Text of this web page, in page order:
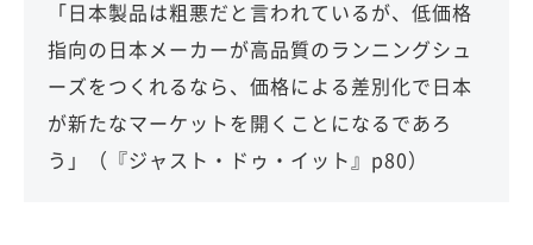
「日本製品は粗悪だと言われているが、低価格
指向の日本メーカーが高品質のランニングシュ
ーズをつくれるなら、価格による差別化で日本
が新たなマーケットを開くことになるであろ
う」（『ジャスト・ドゥ・イット』p80）